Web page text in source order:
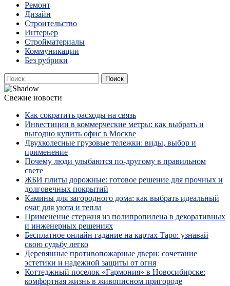
Строительство и ремонт
Квартиры и дома, в которых живут разные люди, очень
отличаются между собой.
Ремонт
Дизайн
Строительство
Интерьер
Стройматериалы
Коммуникации
Без рубрики
Найти:
Свежие новости
Как сократить расходы на связь
Инвестиции в коммерческие метры: как выбрать и
выгодно купить офис в Москве
Двухколесные грузовые тележки: виды, выбор и
применение
Почему люди улыбаются по‑другому в правильном
свете
ЖБИ плиты дорожные: готовое решение для прочных и
долговечных покрытий
Камины для загородного дома: как выбрать идеальный
очаг для уюта и тепла
Применение стержня из полипропилена в декоративных
и инженерных решениях
Бесплатное онлайн гадание на картах Таро: узнавай
свою судьбу легко
Деревянные противопожарные двери: сочетание
эстетики и надежной защиты от огня
Коттеджный поселок «Гармония» в Новосибирске:
комфортная жизнь в живописном пригороде